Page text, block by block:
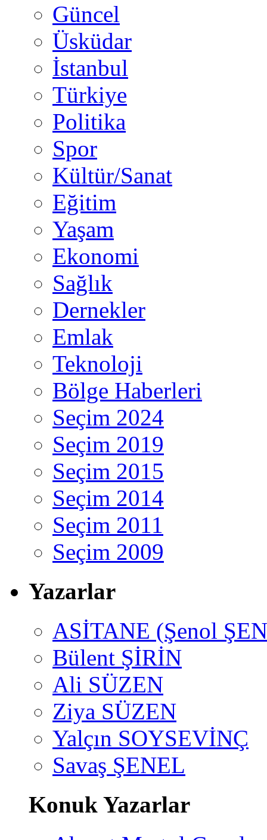
Güncel
Üsküdar
İstanbul
Türkiye
Politika
Spor
Kültür/Sanat
Eğitim
Yaşam
Ekonomi
Sağlık
Dernekler
Emlak
Teknoloji
Bölge Haberleri
Seçim 2024
Seçim 2019
Seçim 2015
Seçim 2014
Seçim 2011
Seçim 2009
Yazarlar
ASİTANE (Şenol
Bülent ŞİRİN
Ali SÜZEN
Ziya SÜZEN
Yalçın SOYSEVİNÇ
Savaş ŞENEL
Konuk Yazarlar